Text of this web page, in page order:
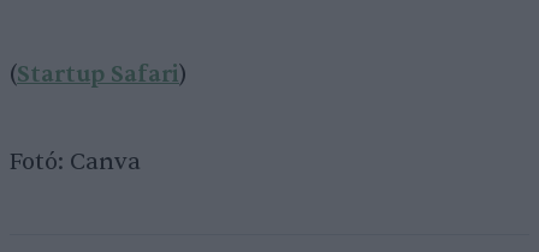
(Startup Safari)
Fotó: Canva